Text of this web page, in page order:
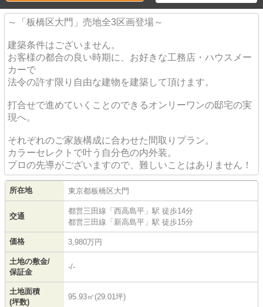
～「板橋区大門」売地全3区画登場～
建築条件はございません。
お客様の都合の良い時期に、お好きな工務店・ハウスメー
カーで
法令の許す限り自由な建物を建築して頂けます。
打合せで進めていくことのできるオンリーワンの邸宅の実
現へ。
それぞれのご家族構成に合わせた間取りプラン。
カラーセレクトで叶う自分色の内外装。
プロの先導がございますので、難しいことはありません！
所在地 東京都板橋区大門
交通
都営三田線 「西高島平 」駅 徒歩14分
都営三田線 「新高島平 」駅 徒歩15分
価格 3,980万円
土地の敷金/
保証金
-/-
土地面積
(坪数)
95.93㎡(29.01坪)